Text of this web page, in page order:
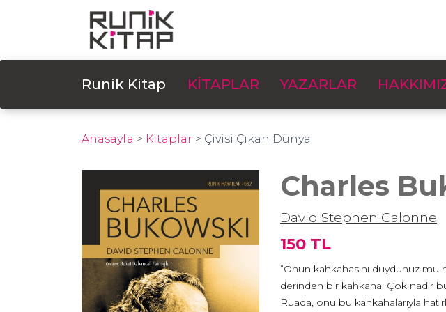
Runik Kitap KİTAPLAR YAZARLAR
Anasayfa > Kitaplar > Çivisi Çıkan Dünya
Charles
David Stephen Calonne
150 TL
“Onun kahkahasını duydunuz
derinden bir kahkaha. Çok nadir
Ruada, onu bu kahkahalarıyla